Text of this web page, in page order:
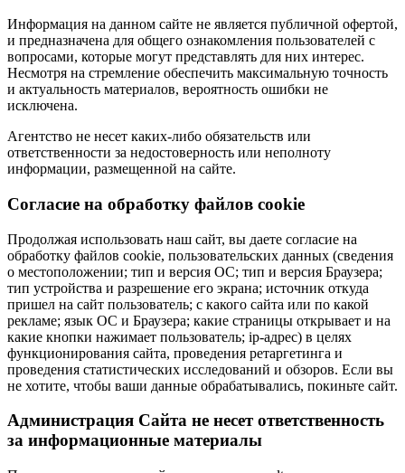
Информация на данном сайте не является публичной офертой,
и предназначена для общего ознакомления пользователей с
вопросами, которые могут представлять для них интерес.
Несмотря на стремление обеспечить максимальную точность
и актуальность материалов, вероятность ошибки не
исключена.
Агентство не несет каких-либо обязательств или
ответственности за недостоверность или неполноту
информации, размещенной на сайте.
Cогласие на обработку файлов cookie
Продолжая использовать наш сайт, вы даете согласие на
обработку файлов cookie, пользовательских данных (сведения
о местоположении; тип и версия ОС; тип и версия Браузера;
тип устройства и разрешение его экрана; источник откуда
пришел на сайт пользователь; с какого сайта или по какой
рекламе; язык ОС и Браузера; какие страницы открывает и на
какие кнопки нажимает пользователь; ip-адрес) в целях
функционирования сайта, проведения ретаргетинга и
проведения статистических исследований и обзоров. Если вы
не хотите, чтобы ваши данные обрабатывались, покиньте сайт.
Администрация Сайта не несет ответственность
за информационные материалы